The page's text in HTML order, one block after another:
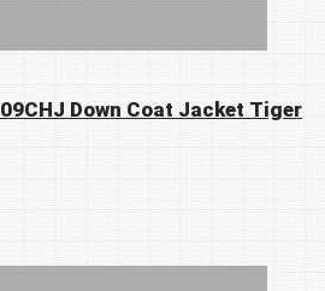
Down Coat Jacket Tiger